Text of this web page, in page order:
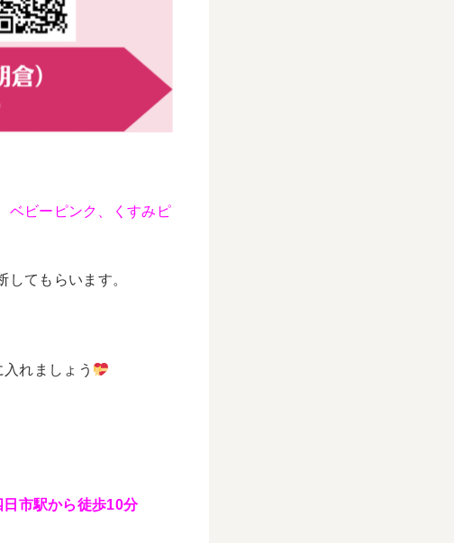
ベビーピンク、くすみピ
してもらいます。
れましょう
市駅から徒歩10分